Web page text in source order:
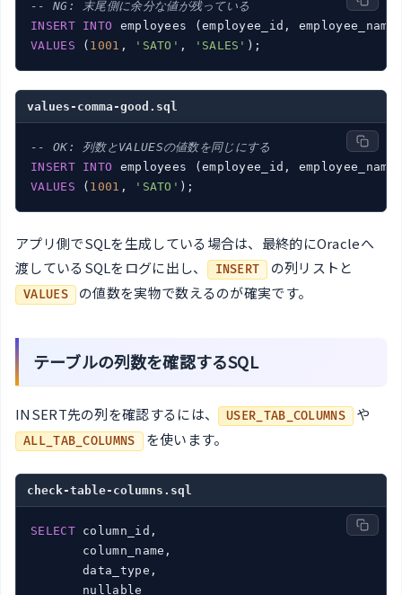
-- NG: 末尾側に余分な値が残っている
INSERT
INTO
VALUES ( 1001 , 'SATO' , 'SALES'
values-comma-good.sql
-- OK: 列数とVALUESの値数を同じにする
INSERT
INTO
VALUES ( 1001 , 'SATO'
アプリ側でSQLを生成している場合は、最終的にOracleへ
渡しているSQLをログに出し、
INSERT の列リストと
VALUES の値数を実物で数えるのが確実です。
テーブルの列数を確認するSQL
INSERT先の列を確認するには、 USER_TAB_COLUMNS や
ALL_TAB_COLUMNS を使います。
check-table-columns.sql
SELECT column_id,
       column_name,
       data_type,